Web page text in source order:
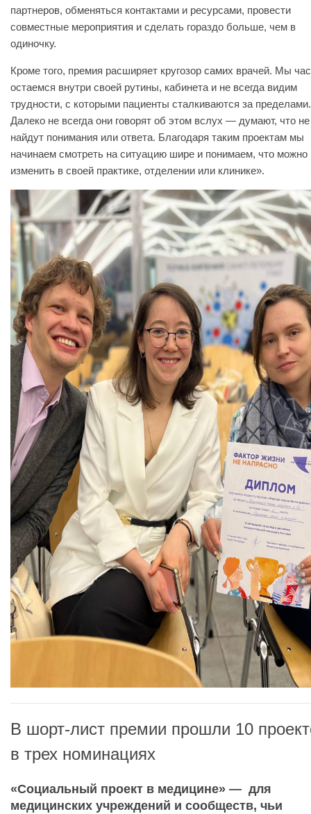
партнеров, обменяться контактами и ресурсами, провести
совместные мероприятия и сделать гораздо больше, чем в
одиночку.
Кроме того, премия расширяет кругозор самих врачей. Мы
остаемся внутри своей рутины, кабинета и не всегда видим
трудности, с которыми пациенты сталкиваются за пределами.
Далеко не всегда они говорят об этом вслух — думают, что не
найдут понимания или ответа. Благодаря таким проектам мы
начинаем смотреть на ситуацию шире и понимаем, что можно
изменить в своей практике, отделении или клинике».
В шорт-лист премии прошли 10
в трех номинациях
«Социальный проект в медицине» — для
медицинских учреждений и сообществ, чьи